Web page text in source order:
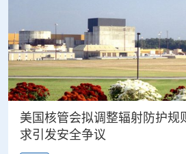
美国核管会拟调整辐射防护规
求引发安全争议